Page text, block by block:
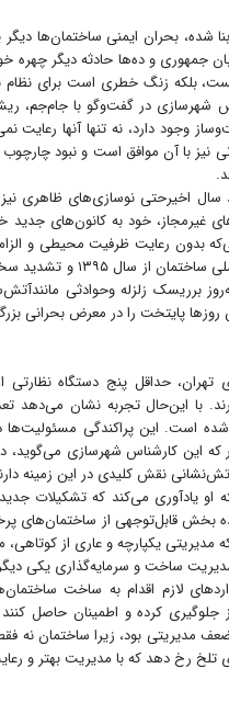
شده‌، بحران ایمنی ساختمان‌ها
جمهوری و ده‌ها حادثه دیگر چهره
بلکه زنگ خطری است برای نظام
شهرسازی در گفت‌وگو با جام‌جم،
وجود دارد، نه تنها آنها
با آن موافق است و نبود
اخیرحتی نوسازی‌های ظاهری
غیرمجاز، خود به کانون‌های
بدون رعایت ظرفیت محیطی و
به‌روزرسانی مبحث
برریسک زلزله وحوادثی
پایتخت را در معرض بحرانی
حداقل پنج دستگاه نظارتی
با این‌حال تجربه نشان می‌دهد
شده است. این پراکندگی
این کارشناس شهرسازی می‌گوید،
نقش کلیدی در این زمینه
او یادآوری می‌کند که تشکیلات
بخش قابل‌توجهی از ساختمان‌های
مدیریتی یکپارچه و عاری از
ساخت و سرمایه‌گذاری یکی
لازم اقدام به ساخت
کرده و اطمینان حاصل کنند
مدیریتی بود، زیرا ساختمان نه
تلخ رخ دهد که با مدیریت بهتر و